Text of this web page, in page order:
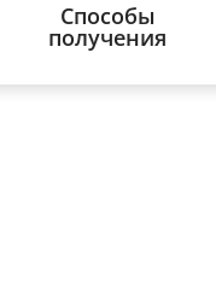
Способы
получения